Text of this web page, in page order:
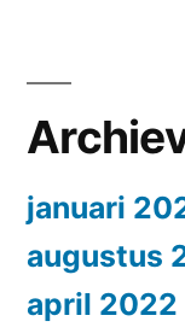
januari
augustus
april 2022